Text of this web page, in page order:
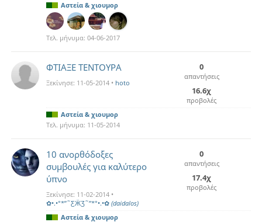
Αστεία & χιουμορ
Τελ. μήνυμα: 04-06-2017
ΦΤΙΑΞΕ ΤΕΝΤΟΥΡΑ
Ξεκίνησε: 11-05-2014 • hoto
0
απαντήσεις
16.6χ
προβολές
Αστεία & χιουμορ
Τελ. μήνυμα: 11-05-2014
10 ανορθόδοξες
συμβουλές για καλύτερο
ύπνο
Ξεκίνησε: 11-02-2014 •
✿•.•°*”˜ƸӜƷ˜”*°•.•✿ (daidalos)
0
απαντήσεις
17.4χ
προβολές
Αστεία & χιουμορ